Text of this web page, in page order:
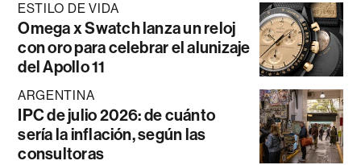
ESTILO DE VIDA
Omega x Swatch lanza un reloj
con oro para celebrar el alunizaje
del Apollo 11
ARGENTINA
IPC de julio 2026: de cuánto
sería la inflación, según las
consultoras